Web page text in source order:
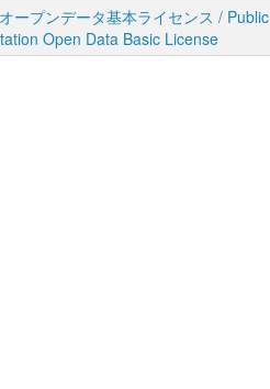
ープンデータ基本ライセンス / Public
Open Data Basic License